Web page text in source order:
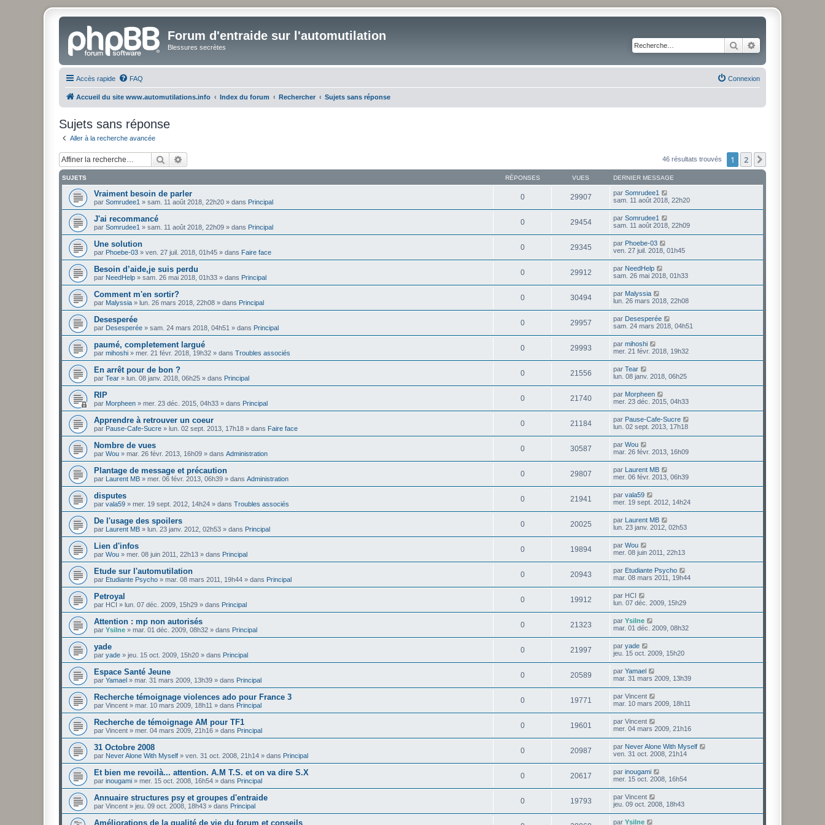
Forum d'entraide sur l'automutilation
Blessures secrètes Rechercher
Accès rapide FAQ Connexion
Accueil du site www.automutilations.info Index du forum Rechercher Sujets sans réponse
Sujets sans réponse
Aller à la recherche avancée
Rechercher 46 résultats trouvés 1 2
SUJETS RÉPONSES VUES DERNIER MESSAGE
Vraiment besoin de parler
par Somrudee1 » sam. 11 août 2018, 22h20 » dans Principal
0 29907 par Somrudee1
sam. 11 août 2018, 22h20
J'ai recommancé
par Somrudee1 » sam. 11 août 2018, 22h09 » dans Principal
0 29454 par Somrudee1
sam. 11 août 2018, 22h09
Une solution
par Phoebe-03 » ven. 27 juil. 2018, 01h45 » dans Faire face
0 29345 par Phoebe-03
ven. 27 juil. 2018, 01h45
Besoin d’aide,je suis perdu
par NeedHelp » sam. 26 mai 2018, 01h33 » dans Principal
0 29912 par NeedHelp
sam. 26 mai 2018, 01h33
Comment m'en sortir?
par Malyssia » lun. 26 mars 2018, 22h08 » dans Principal
0 30494 par Malyssia
lun. 26 mars 2018, 22h08
Desesperée
par Desesperée » sam. 24 mars 2018, 04h51 » dans Principal
0 29957 par Desesperée
sam. 24 mars 2018, 04h51
paumé, completement largué
par mihoshi » mer. 21 févr. 2018, 19h32 » dans Troubles associés
0 29993 par mihoshi
mer. 21 févr. 2018, 19h32
En arrêt pour de bon ?
par Tear » lun. 08 janv. 2018, 06h25 » dans Principal
0 21556 par Tear
lun. 08 janv. 2018, 06h25
RIP
par Morpheen » mer. 23 déc. 2015, 04h33 » dans Principal
0 21740 par Morpheen
mer. 23 déc. 2015, 04h33
Apprendre à retrouver un coeur
par Pause-Cafe-Sucre » lun. 02 sept. 2013, 17h18 » dans Faire face
0 21184 par Pause-Cafe-Sucre
lun. 02 sept. 2013, 17h18
Nombre de vues
par Wou » mar. 26 févr. 2013, 16h09 » dans Administration
0 30587 par Wou
mar. 26 févr. 2013, 16h09
Plantage de message et précaution
par Laurent MB » mer. 06 févr. 2013, 06h39 » dans Administration
0 29807 par Laurent MB
mer. 06 févr. 2013, 06h39
disputes
par vala59 » mer. 19 sept. 2012, 14h24 » dans Troubles associés
0 21941 par vala59
mer. 19 sept. 2012, 14h24
De l'usage des spoilers
par Laurent MB » lun. 23 janv. 2012, 02h53 » dans Principal
0 20025 par Laurent MB
lun. 23 janv. 2012, 02h53
Lien d'infos
par Wou » mer. 08 juin 2011, 22h13 » dans Principal
0 19894 par Wou
mer. 08 juin 2011, 22h13
Etude sur l'automutilation
par Etudiante Psycho » mar. 08 mars 2011, 19h44 » dans Principal
0 20943 par Etudiante Psycho
mar. 08 mars 2011, 19h44
Petroyal
par HCI » lun. 07 déc. 2009, 15h29 » dans Principal
0 19912 par HCI
lun. 07 déc. 2009, 15h29
Attention : mp non autorisés
par Ysilne » mar. 01 déc. 2009, 08h32 » dans Principal
0 21323 par Ysilne
mar. 01 déc. 2009, 08h32
yade
par yade » jeu. 15 oct. 2009, 15h20 » dans Principal
0 21997 par yade
jeu. 15 oct. 2009, 15h20
Espace Santé Jeune
par Yamael » mar. 31 mars 2009, 13h39 » dans Principal
0 20589 par Yamael
mar. 31 mars 2009, 13h39
Recherche témoignage violences ado pour France 3
par Vincent » mar. 10 mars 2009, 18h11 » dans Principal
0 19771 par Vincent
mar. 10 mars 2009, 18h11
Recherche de témoignage AM pour TF1
par Vincent » mer. 04 mars 2009, 21h16 » dans Principal
0 19601 par Vincent
mer. 04 mars 2009, 21h16
31 Octobre 2008
par Never Alone With Myself » ven. 31 oct. 2008, 21h14 » dans Principal
0 20987 par Never Alone With Myself
ven. 31 oct. 2008, 21h14
Et bien me revoilà... attention. A.M T.S. et on va dire S.X
par inougami » mer. 15 oct. 2008, 16h54 » dans Principal
0 20617 par inougami
mer. 15 oct. 2008, 16h54
Annuaire structures psy et groupes d'entraide
par Vincent » jeu. 09 oct. 2008, 18h43 » dans Principal
0 19793 par Vincent
jeu. 09 oct. 2008, 18h43
Améliorations de la qualité de vie du forum et conseils par Ysilne